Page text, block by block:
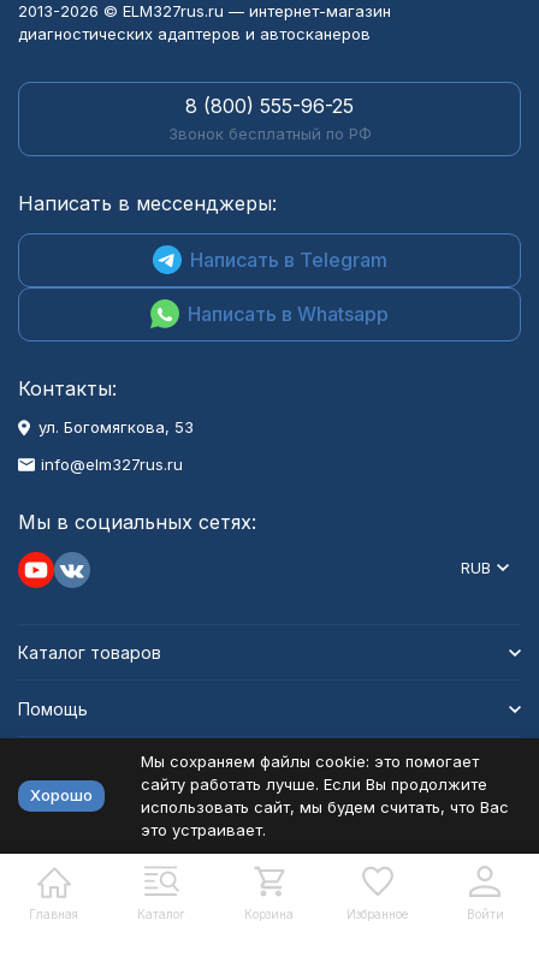
Главная Каталог Корзина Избранное Войти
2013-2026 © ELM327rus.ru — интернет-магазин
диагностических адаптеров и автосканеров
8 (800) 555-96-25
Звонок бесплатный по РФ
Написать в мессенджеры:
Написать в Telegram
Написать в Whatsapp
Контакты:
ул. Богомягкова, 53
info@elm327rus.ru
Мы в социальных сетях:
RUB
Каталог товаров
Помощь
Политика персональных данных
Разработано в bodysite.ru
Хорошо
Мы сохраняем файлы cookie: это помогает
сайту работать лучше. Если Вы продолжите
использовать сайт, мы будем считать, что Вас
это устраивает.